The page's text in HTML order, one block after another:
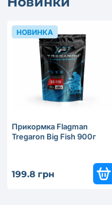
Прикормка Flagman
Tregaron Big Fish 900г
199.8 грн
НОВИНКА